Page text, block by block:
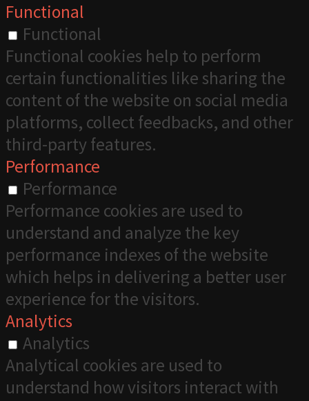
Functional
Functional
Functional cookies help to perform
certain functionalities like sharing the
content of the website on social media
platforms, collect feedbacks, and other
third-party features.
Performance
Performance
Performance cookies are used to
understand and analyze the key
performance indexes of the website
which helps in delivering a better user
experience for the visitors.
Analytics
Analytics
Analytical cookies are used to
understand how visitors interact with